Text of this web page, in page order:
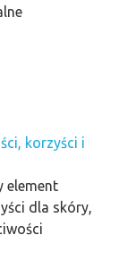
korzyści i
element
dla skóry,